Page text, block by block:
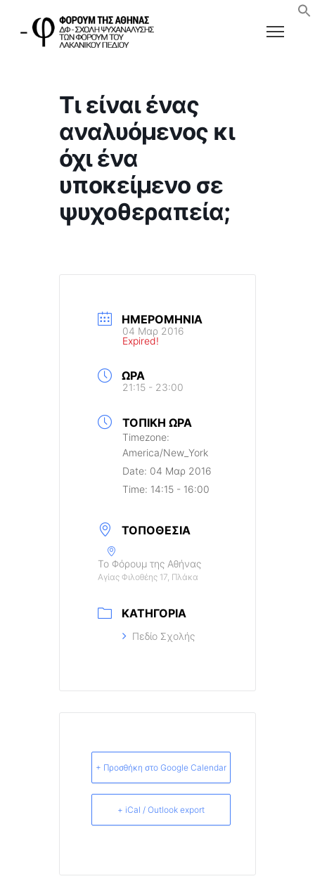
Τι είναι ένας
αναλυόμενος κι
όχι ένα
υποκείμενο σε
ψυχοθεραπεία;
ΗΜΕΡΟΜΗΝΊΑ
04 Μαρ 2016
Expired!
ΏΡΑ
21:15 - 23:00
ΤΟΠΙΚΉ ΏΡΑ
Timezone:
America/New_York
Date: 04 Μαρ 2016
Time: 14:15 - 16:00
ΤΟΠΟΘΕΣΊΑ
Το Φόρουμ της Αθήνας
Αγίας Φιλοθέης 17, Πλάκα
ΚΑΤΗΓΟΡΊΑ
Πεδίο Σχολής
+ Προσθήκη στο Google Calendar
+ iCal / Outlook export